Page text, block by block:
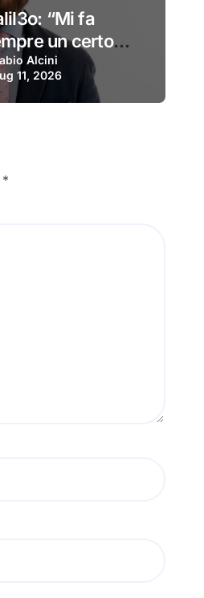
“Mi fa
un certo
è il nuovo
Alcini
11, 2026
*